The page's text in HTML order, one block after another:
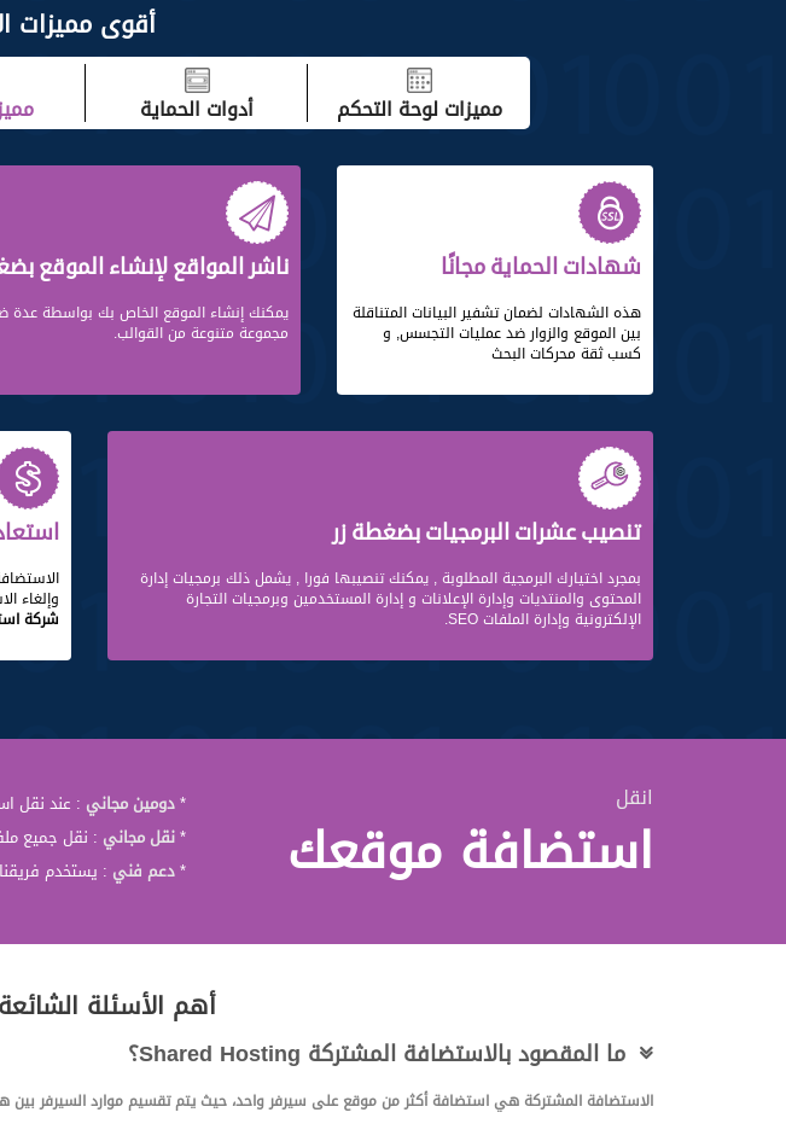
أقوى مميزات
أدوات الحماية مميزات لوحة التحكم
ناشر المواقع لإنشاء الموقع
يمكنك إنشاء الموقع الخاص بك بواسطة عدة
مجموعة متنوعة من القوالب.
شهادات الحماية مجانًا
هذه الشهادات لضمان تشفير البيانات المتناقلة
بين الموقع والزوار ضد عمليات التجسس, و
كسب ثقة محركات البحث
وإلغاء الاشتراك خلال
شركة
تنصيب عشرات البرمجيات بضغطة زر
بمجرد اختيارك البرمجية المطلوبة , يمكنك تنصيبها فورا , يشمل ذلك برمجيات إدارة
المحتوى والمنتديات وإدارة الإعلانات و إدارة المستخدمين وبرمجيات التجارة
الإلكترونية وإدارة الملفات SEO.
انقل
استضافة موقعك
*دومين مجاني : عند نقل
*نقل مجاني : نقل جميع
*دعم فني : يستخدم
أهم الأسئلة
؟Shared Hosting ما المقصود بالاستضافة المشتركة
الاستضافة المشتركة هي استضافةأكثر من موقع على سيرفر واحد، حيث يتم تقسيم موارد السيرفر بين